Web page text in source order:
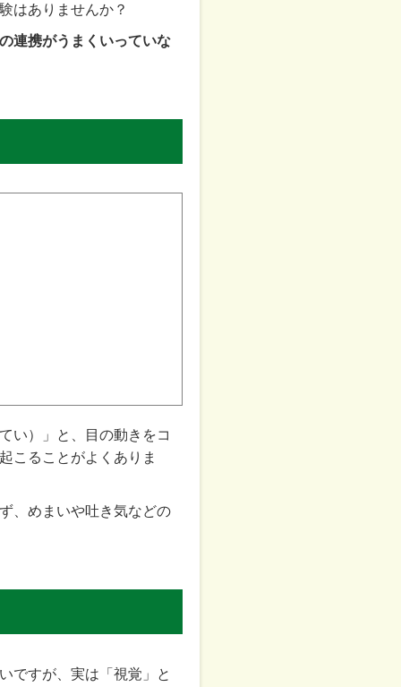
はありませんか？
連携がうまくいっていな
い）」と、目の動きをコ
こることがよくありま
、めまいや吐き気などの
ですが、実は「視覚」と